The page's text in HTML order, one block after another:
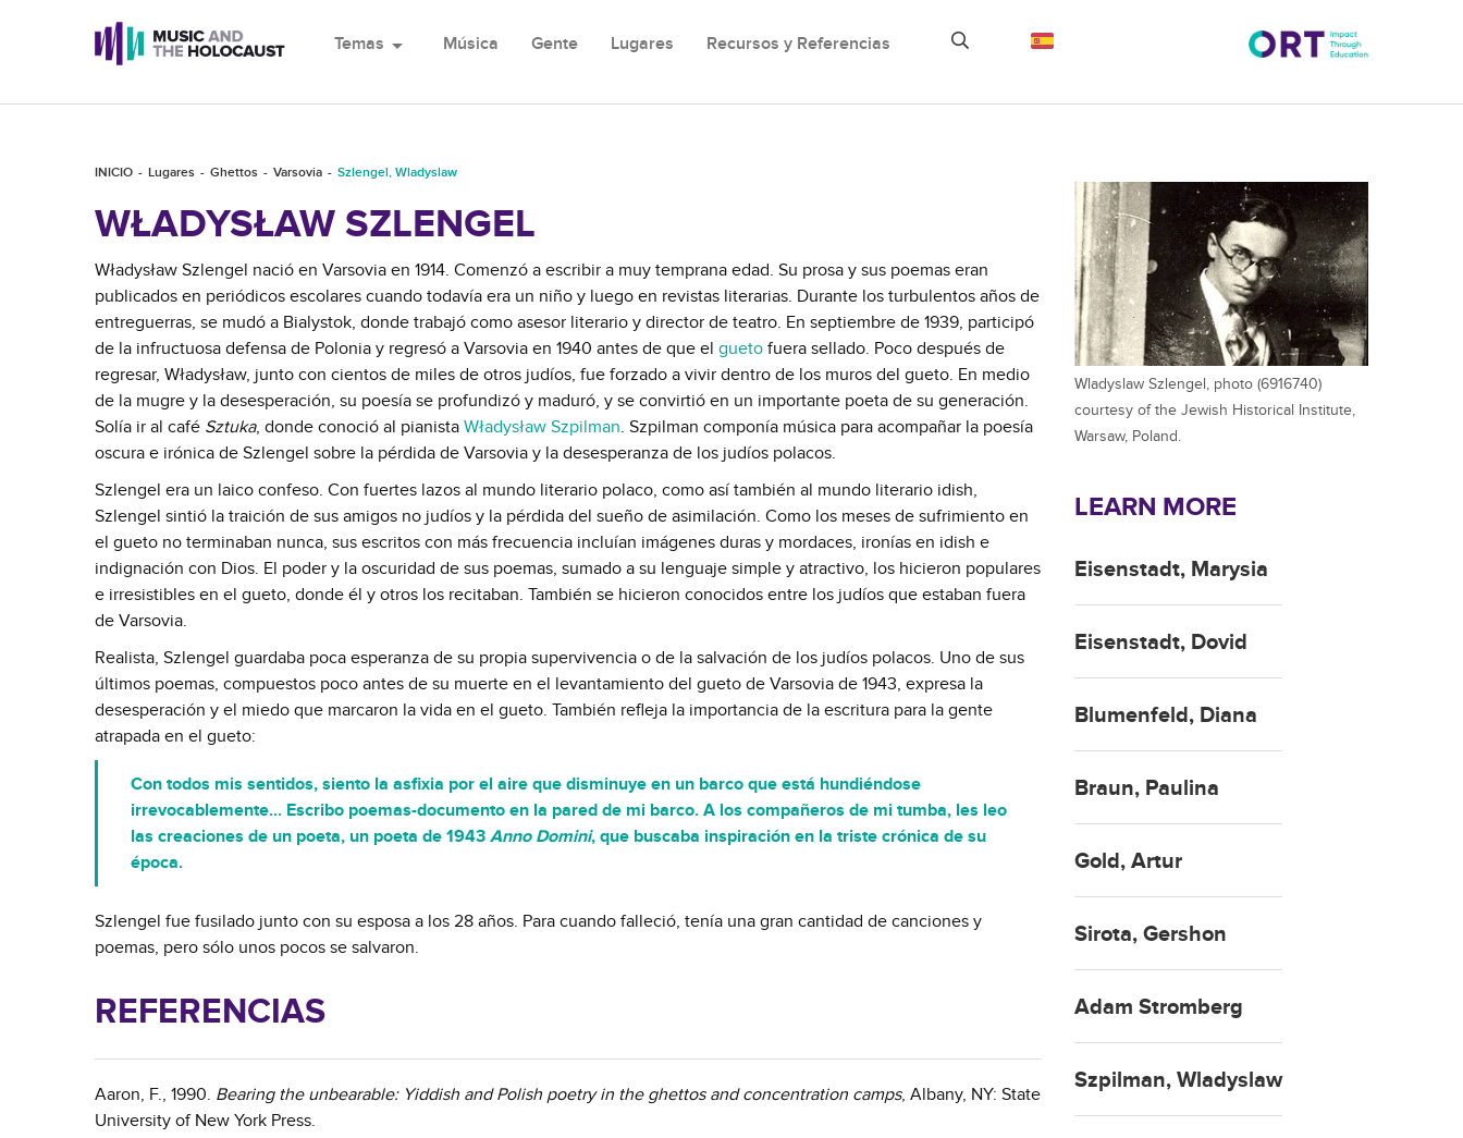
Temas arrow_drop_down Música Gente Lugares Recursos y Referencias
INICIO Lugares Ghettos Varsovia Szlengel, Wladyslaw
WŁADYSŁAW SZLENGEL
Władysław Szlengel nació en Varsovia en 1914. Comenzó a escribir a muy temprana edad. Su prosa y sus poemas eran
publicados en periódicos escolares cuando todavía era un niño y luego en revistas literarias. Durante los turbulentos años de
entreguerras, se mudó a Bialystok, donde trabajó como asesor literario y director de teatro. En septiembre de 1939, participó
de la infructuosa defensa de Polonia y regresó a Varsovia en 1940 antes de que el gueto fuera sellado. Poco después de
regresar, Władysław, junto con cientos de miles de otros judíos, fue forzado a vivir dentro de los muros del gueto. En medio
de la mugre y la desesperación, su poesía se profundizó y maduró, y se convirtió en un importante poeta de su generación.
Solía ir al café Sztuka, donde conoció al pianista Władysław Szpilman. Szpilman componía música para acompañar la poesía
oscura e irónica de Szlengel sobre la pérdida de Varsovia y la desesperanza de los judíos polacos.
Szlengel era un laico confeso. Con fuertes lazos al mundo literario polaco, como así también al mundo literario idish,
Szlengel sintió la traición de sus amigos no judíos y la pérdida del sueño de asimilación. Como los meses de sufrimiento en
el gueto no terminaban nunca, sus escritos con más frecuencia incluían imágenes duras y mordaces, ironías en idish e
indignación con Dios. El poder y la oscuridad de sus poemas, sumado a su lenguaje simple y atractivo, los hicieron populares
e irresistibles en el gueto, donde él y otros los recitaban. También se hicieron conocidos entre los judíos que estaban fuera
de Varsovia.
Realista, Szlengel guardaba poca esperanza de su propia supervivencia o de la salvación de los judíos polacos. Uno de sus
últimos poemas, compuestos poco antes de su muerte en el levantamiento del gueto de Varsovia de 1943, expresa la
desesperación y el miedo que marcaron la vida en el gueto. También refleja la importancia de la escritura para la gente
atrapada en el gueto:
Con todos mis sentidos, siento la asfixia por el aire que disminuye en un barco que está hundiéndose
irrevocablemente... Escribo poemas-documento en la pared de mi barco. A los compañeros de mi tumba, les leo
las creaciones de un poeta, un poeta de 1943 Anno Domini, que buscaba inspiración en la triste crónica de su
época.
Szlengel fue fusilado junto con su esposa a los 28 años. Para cuando falleció, tenía una gran cantidad de canciones y
poemas, pero sólo unos pocos se salvaron.
REFERENCIAS
Aaron, F., 1990. Bearing the unbearable: Yiddish and Polish poetry in the ghettos and concentration camps, Albany, NY: State
University of New York Press.
Wladyslaw Szlengel, photo (6916740)
courtesy of the Jewish Historical Institute,
Warsaw, Poland.
LEARN MORE
Eisenstadt, Marysia
Eisenstadt, Dovid
Blumenfeld, Diana
Braun, Paulina
Gold, Artur
Sirota, Gershon
Adam Stromberg
Szpilman, Wladyslaw